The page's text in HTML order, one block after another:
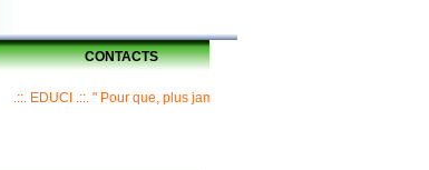
CONTACTS
.::. EDUCI .::. " Pour que, plus jamais, un Maître ne laisse ses disciples